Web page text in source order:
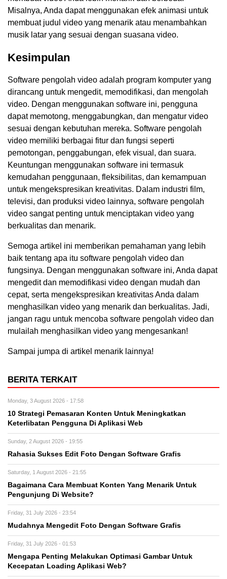
Misalnya, Anda dapat menggunakan efek animasi untuk
membuat judul video yang menarik atau menambahkan
musik latar yang sesuai dengan suasana video.
Kesimpulan
Software pengolah video adalah program komputer yang
dirancang untuk mengedit, memodifikasi, dan mengolah
video. Dengan menggunakan software ini, pengguna
dapat memotong, menggabungkan, dan mengatur video
sesuai dengan kebutuhan mereka. Software pengolah
video memiliki berbagai fitur dan fungsi seperti
pemotongan, penggabungan, efek visual, dan suara.
Keuntungan menggunakan software ini termasuk
kemudahan penggunaan, fleksibilitas, dan kemampuan
untuk mengekspresikan kreativitas. Dalam industri film,
televisi, dan produksi video lainnya, software pengolah
video sangat penting untuk menciptakan video yang
berkualitas dan menarik.
Semoga artikel ini memberikan pemahaman yang lebih
baik tentang apa itu software pengolah video dan
fungsinya. Dengan menggunakan software ini, Anda dapat
mengedit dan memodifikasi video dengan mudah dan
cepat, serta mengekspresikan kreativitas Anda dalam
menghasilkan video yang menarik dan berkualitas. Jadi,
jangan ragu untuk mencoba software pengolah video dan
mulailah menghasilkan video yang mengesankan!
Sampai jumpa di artikel menarik lainnya!
BERITA TERKAIT
Monday, 3 August 2026 - 17:58
10 Strategi Pemasaran Konten Untuk Meningkatkan
Keterlibatan Pengguna Di Aplikasi Web
Sunday, 2 August 2026 - 19:55
Rahasia Sukses Edit Foto Dengan Software Grafis
Saturday, 1 August 2026 - 21:55
Bagaimana Cara Membuat Konten Yang Menarik Untuk
Pengunjung Di Website?
Friday, 31 July 2026 - 23:54
Mudahnya Mengedit Foto Dengan Software Grafis
Friday, 31 July 2026 - 01:53
Mengapa Penting Melakukan Optimasi Gambar Untuk
Kecepatan Loading Aplikasi Web?